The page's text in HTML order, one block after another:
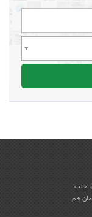
جنب
هم